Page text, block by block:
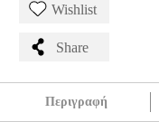
Wishlist
Share
Περιγραφή